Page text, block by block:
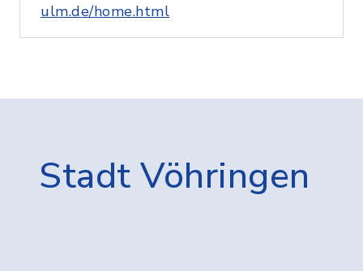
ulm.de/home.html
Stadt Vöhringen